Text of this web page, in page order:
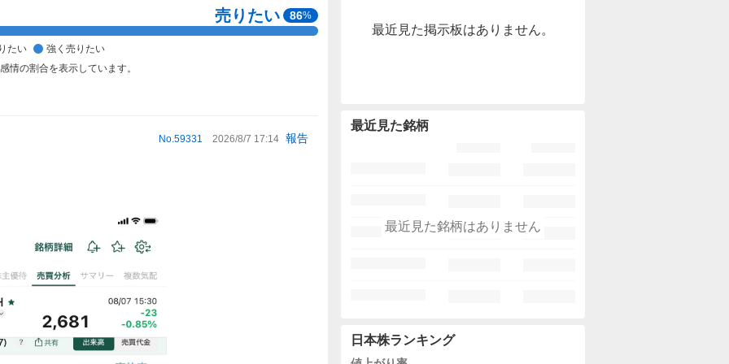
売りたい 86%
たい
強く売りたい
情の割合を表示しています。
No. 59331 2026/8/7 17:14 報告
最近見た掲示板はありません。
最近見た銘柄
最近見た銘柄はありません
日本株ランキング